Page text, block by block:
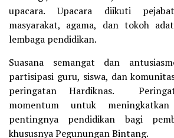
upacara. Upacara diikuti
masyarakat, agama, dan tokoh
lembaga pendidikan.
Suasana semangat dan
partisipasi guru, siswa, dan
peringatan Hardiknas.
momentum untuk
pentingnya pendidikan bagi
khususnya Pegunungan Bintang.